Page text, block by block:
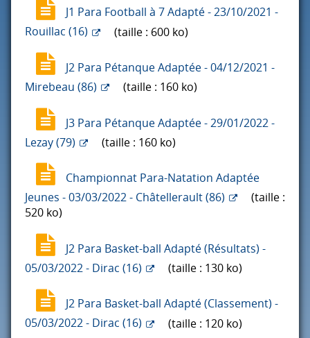
J1 Para Football à 7 Adapté - 23/10/2021 -
Rouillac (16)
(taille : 600 ko)
J2 Para Pétanque Adaptée - 04/12/2021 -
Mirebeau (86)
(taille : 160 ko)
J3 Para Pétanque Adaptée - 29/01/2022 -
Lezay (79)
(taille : 160 ko)
Championnat Para-Natation Adaptée
Jeunes - 03/03/2022 - Châtellerault (86)
(taille :
520 ko)
J2 Para Basket-ball Adapté (Résultats) -
05/03/2022 - Dirac (16)
(taille : 130 ko)
J2 Para Basket-ball Adapté (Classement) -
05/03/2022 - Dirac (16)
(taille : 120 ko)